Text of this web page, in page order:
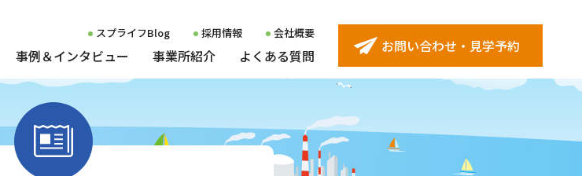
スプライフBlog 採用情報 会社概要
スタッフボイス
就労定着支援
事例＆インタビュー
就職した方の声
雇用事例一覧 精神障害者の雇用事例
事業所紹介
薬院センター 西新センター
よくある質問
お問い合わせ・見学予約